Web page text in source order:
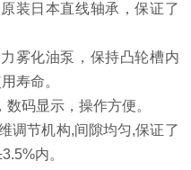
装日本直线轴承，保证了
雾化油泵，保持凸轮槽内
寿命。
码显示，操作方便。
调节机构,间隙均匀,保证了
内。